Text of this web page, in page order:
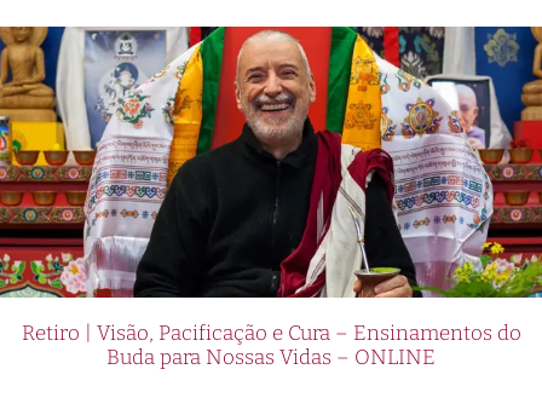
Retiro | Visão, Pacificação e Cura – Ensinamentos do
Buda para Nossas Vidas – ONLINE